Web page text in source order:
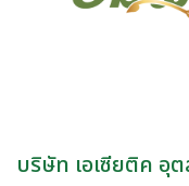
บริษัท เอเซียติค อุ